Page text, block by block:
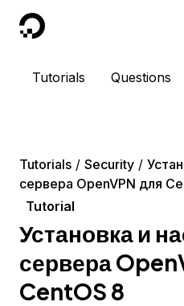
DigitalOcean
Tutorials Questions
Tutorials Security
сервера OpenVPN для
Tutorial
Установка и
сервера
CentOS 8